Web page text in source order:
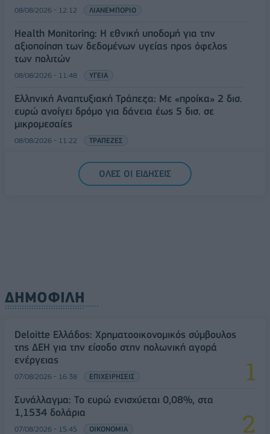
08/08/2026 - 12:12 ΛΙΑΝΕΜΠΟΡΙΟ
Health Monitoring: Η εθνική υποδομή για την
αξιοποίηση των δεδομένων υγείας προς όφελος
των πολιτών
08/08/2026 - 11:48 ΥΓΕΙΑ
Ελληνική Αναπτυξιακή Τράπεζα: Με «προίκα» 2 δισ.
ευρώ ανοίγει δρόμο για δάνεια έως 5 δισ. σε
μικρομεσαίες
08/08/2026 - 11:22 ΤΡΑΠΕΖΕΣ
5G παντού, 6G στον ορίζοντα: Πού βρίσκεται η
Ελλάδα στη μεγάλη τεχνολογική μετάβαση
ΟΛΕΣ ΟΙ ΕΙΔΗΣΕΙΣ
ΔΗΜΟΦΙΛΗ
Deloitte Ελλάδος: Χρηματοοικονομικός σύμβουλος
της ΔΕΗ για την είσοδο στην πολωνική αγορά
ενέργειας
07/08/2026 - 16:38 ΕΠΙΧΕΙΡΗΣΕΙΣ
Συνάλλαγμα: Το ευρώ ενισχύεται 0,08%, στα
1,1534 δολάρια
07/08/2026 - 15:45 ΟΙΚΟΝΟΜΙΑ